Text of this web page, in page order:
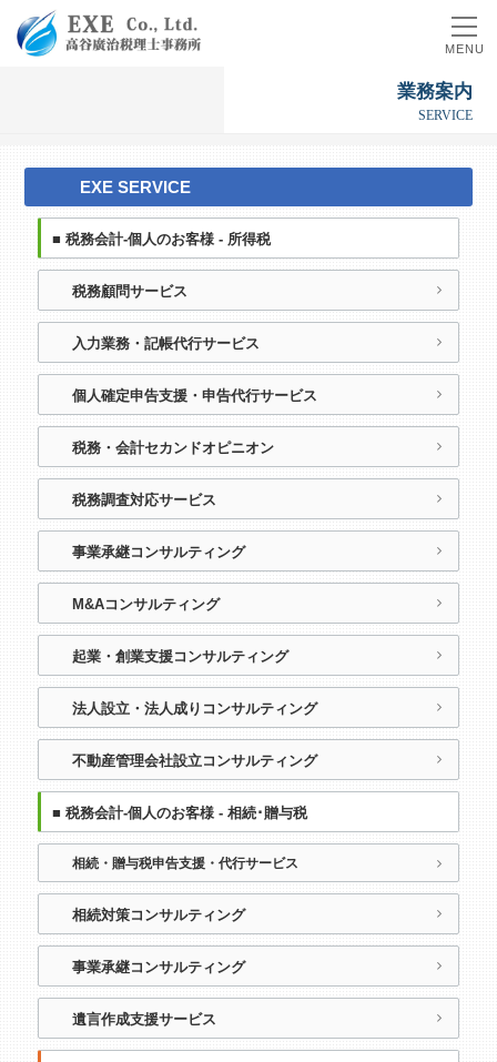
MENU
業務案内
SERVICE
EXE SERVICE
■ 税務会計-個人のお客様 - 所得税
税務顧問サービス
入力業務・記帳代行サービス
個人確定申告支援・申告代行サービス
税務・会計セカンドオピニオン
税務調査対応サービス
事業承継コンサルティング
M&Aコンサルティング
起業・創業支援コンサルティング
法人設立・法人成りコンサルティング
不動産管理会社設立コンサルティング
■ 税務会計-個人のお客様 - 相続･贈与税
相続・贈与税申告支援・代行サービス
相続対策コンサルティング
事業承継コンサルティング
遺言作成支援サービス